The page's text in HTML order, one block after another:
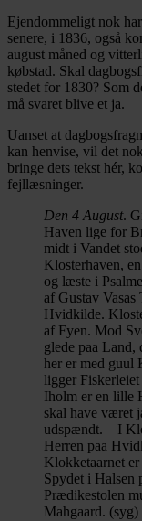
Ejendommeligt nok
senere, i 1836, også
august måned og
købstad. Skal
stedet for 1830? Som
må svaret blive et ja.
Uanset at
kan henvise, vil det
bringe dets tekst hér,
fejllæsninger.
Den 4 August.
Haven lige for
midt i Vandet
Klosterhaven,
og læste i
af Gustav Vasas
Hvidkilde.
af Fyen. Mod
glede paa Land,
her er med guul
ligger Fiskerleiet
Iholm er en lille
skal have været
udspændt. – I
Herren paa
Klokketaarnet
Spydet i Halsen
Prædikestolen
Mahgaard. (syg)